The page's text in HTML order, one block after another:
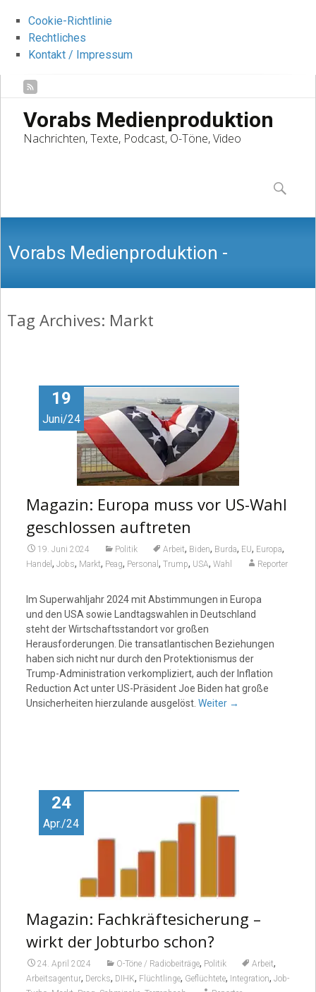
Cookie-Richtlinie
Rechtliches
Kontakt / Impressum
Vorabs Medienproduktion
Nachrichten, Texte, Podcast, O-Töne, Video
content
Suchen
nach:
Vorabs Medienproduktion -
Nachrichten, Texte, Podcast, O-Töne,
Video
Tag Archives: Markt
19
Juni/24
Magazin: Europa muss vor US-Wahl
geschlossen auftreten
19. Juni 2024 Politik Arbeit, Biden, Burda, EU, Europa,
Handel , Jobs, Markt, Peag, Personal , Trump, USA, Wahl Reporter
Im Superwahljahr 2024 mit Abstimmungen in Europa
und den USA sowie Landtagswahlen in Deutschland
steht der Wirtschaftsstandort vor großen
Herausforderungen. Die transatlantischen Beziehungen
haben sich nicht nur durch den Protektionismus der
Trump-Administration verkompliziert, auch der Inflation
Reduction Act unter US-Präsident Joe Biden hat große
Unsicherheiten hierzulande ausgelöst. Weiter →
24
Apr./24
Magazin: Fachkräftesicherung –
wirkt der Jobturbo schon?
24. April 2024 O-Töne / Radiobeiträge, Politik Arbeit,
Arbeitsagentur, Dercks, DIHK, Flüchtlinge, Geflüchtete, Integration, Job-